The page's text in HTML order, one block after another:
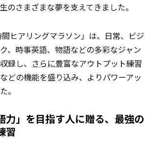
のさまざまな夢を支えてきました。
ヒアリングマラソン」は、日常、ビジ
、時事英語、物語などの多彩なジャン
録し、 さらに豊富なアウトプット練習
どの機能を盛り込み、よりパワーアッ
。
力」を目指す人に贈る、最強の
習